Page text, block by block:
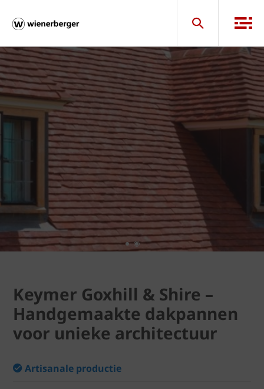
Keymer Goxhill & Shire –
Handgemaakte dakpannen
voor unieke architectuur
Artisanale productie